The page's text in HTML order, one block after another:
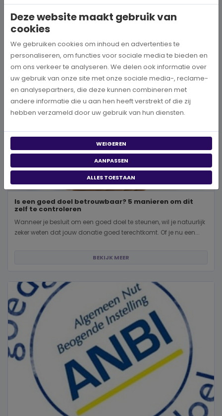
wereld, neem je een prachtig besluit. Jouw donatie kan het ve...
Is een goed doel betrouwbaar? 5 manieren om dit
zelf te controleren
Wanneer je besluit om een goed doel te steunen, wil je natuurlijk
zeker weten dat jouw donatie goed terechtkomt. Of je nu een...
BEKIJK MEER
Deze website maakt gebruik van
cookies
We gebruiken cookies om inhoud en advertenties te
personaliseren, om functies voor sociale media te bieden en
om ons verkeer te analyseren. We delen ook informatie over
uw gebruik van onze site met onze sociale media-, reclame-
en analysepartners, die deze kunnen combineren met
andere informatie die u aan hen heeft verstrekt of die zij
hebben verzameld door uw gebruik van hun diensten.
WEIGEREN
AANPASSEN
ALLES TOESTAAN